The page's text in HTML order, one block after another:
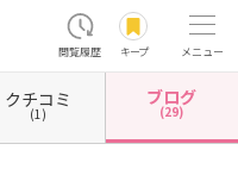
閲覧履歴 キープ メニュー
結婚相談所 チア カウンセラーブログ一覧
クチコミ
(1)
ブログ
(29)